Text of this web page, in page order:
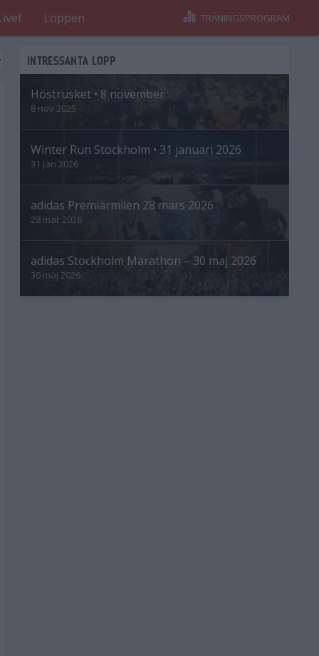
Loppen TRÄNINGSPROGRAM
INTRESSANTA LOPP
Höstrusket • 8 november
8 nov 2025
Winter Run Stockholm • 31 januari 2026
31 jan 2026
adidas Premiärmilen 28 mars 2026
28 mar 2026
adidas Stockholm Marathon – 30 maj 2026
30 maj 2026